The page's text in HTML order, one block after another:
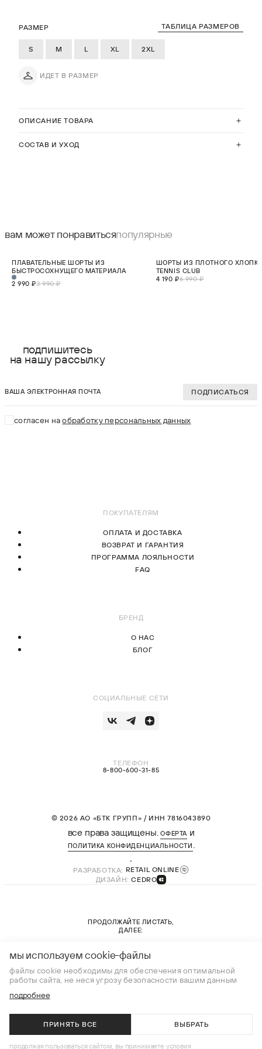
ОПИСАНИЕ ТОВАРА
СОСТАВ И УХОД
РАЗМЕР ТАБЛИЦА РАЗМЕРОВ
S M L XL 2XL
ИДЕТ В РАЗМЕР
В КОРЗИНУ
вам может понравитьсяпопулярные
НОВИНКА
M
ПЛАВАТЕЛЬНЫЕ ШОРТЫ ИЗ
БЫСТРОСОХНУЩЕГО МАТЕРИАЛА
2 990 ₽3 990 ₽
ХИТ
ШОРТЫ ИЗ ПЛОТНОГО
TENNIS CLUB
4 190 ₽6 990 ₽
подпишитесь
на нашу рассылку
ПОДПИСАТЬСЯ
согласен наобработку персональных данных
СОЦИАЛЬНЫЕ СЕТИ
ТЕЛЕФОН
8-800-600-31-85
ПОКУПАТЕЛЯМ
ОПЛАТА И ДОСТАВКА
ВОЗВРАТ И ГАРАНТИЯ
ПРОГРАММА ЛОЯЛЬНОСТИ
FAQ
БРЕНД
О НАС
БЛОГ
© 2026 АО «БТК ГРУПП» / ИНН 7816043890
все права защищены.ОФЕРТА и
ПОЛИТИКА КОНФИДЕНЦИАЛЬНОСТИ
РАЗРАБОТКА: RETAIL ONLINE
ДИЗАЙН:CEDRO
ПРОДОЛЖАЙТЕ ЛИСТАТЬ,
ДАЛЕЕ:
новая коллекция
мы используем cookie-файлы
файлы cookie необходимы для обеспечения оптимальной
работы сайта, не неся угрозу безопасности вашим данным
подробнее
ПРИНЯТЬ ВСЕ ВЫБРАТЬ
продолжая пользоваться сайтом, вы принимаете условия